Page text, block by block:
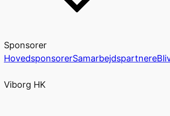
Sponsorer
HovedsponsorerSamarbejdspartnere
Viborg HK